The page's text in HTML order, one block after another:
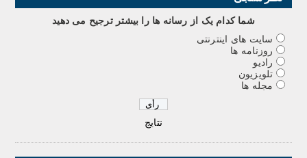
شما کدام يک از رسانه ها را بيشتر ترجيح می دهيد
سایت های اینترنتی
روزنامه ها
رادیو
تلویزیون
مجله ها
نتایج